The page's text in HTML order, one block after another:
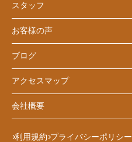
スタッフ
お客様の声
ブログ
アクセスマップ
会社概要
利用規約 プライバシーポリシー